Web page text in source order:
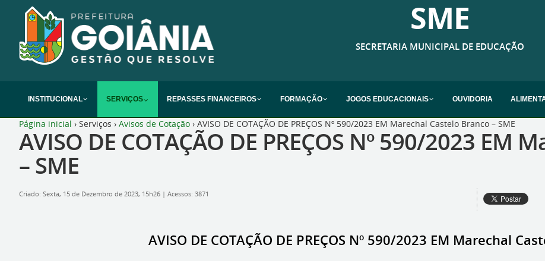
SME
SECRETARIA MUNICIPAL DE EDUCAÇÃO
INSTITUCIONAL SERVIÇOS REPASSES FINANCEIROS FORMAÇÃO JOGOS EDUCACIONAIS OUVIDORIA
Página inicial › Serviços › Avisos de Cotação › AVISO DE COTAÇÃO DE PREÇOS Nº 590/2023 EM Marechal Castelo Branco – SME
AVISO DE COTAÇÃO DE PREÇOS Nº 590/2023 EM
– SME
Criado: Sexta, 15 de Dezembro de 2023, 15h26 | Acessos: 3871
AVISO DE COTAÇÃO DE PREÇOS Nº 590/2023 EM Marechal